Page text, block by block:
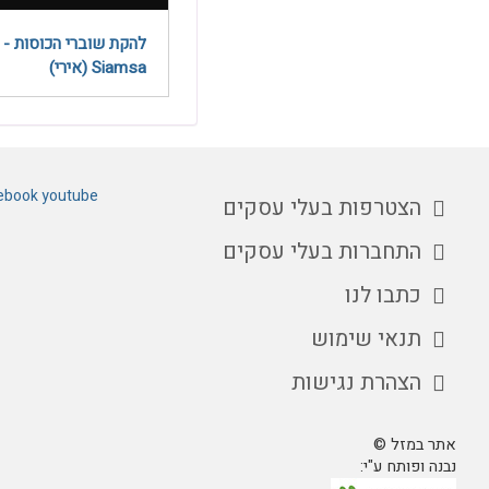
להקת שוברי הכוסות -
Siamsa (אירי)
youtube
הצטרפות בעלי עסקים
התחברות בעלי עסקים
כתבו לנו
תנאי שימוש
הצהרת נגישות
אתר במזל ©
נבנה ופותח ע"י: